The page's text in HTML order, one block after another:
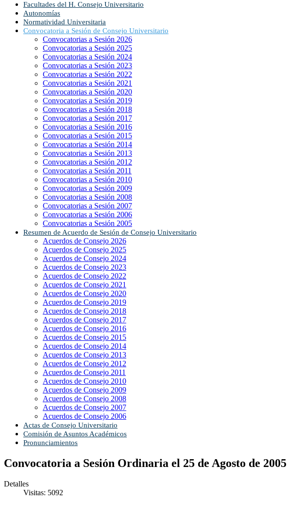
Facultades del H. Consejo Universitario
Autonomías
Normatividad Universitaria
Convocatoria a Sesión de Consejo Universitario
Convocatorias a Sesión 2026
Convocatorias a Sesión 2025
Convocatorias a Sesión 2024
Convocatorias a Sesión 2023
Convocatorias a Sesión 2022
Convocatorias a Sesión 2021
Convocatorias a Sesión 2020
Convocatorias a Sesión 2019
Convocatorias a Sesión 2018
Convocatorias a Sesión 2017
Convocatorias a Sesión 2016
Convocatorias a Sesión 2015
Convocatorias a Sesión 2014
Convocatorias a Sesión 2013
Convocatorias a Sesión 2012
Convocatorias a Sesión 2011
Convocatorias a Sesión 2010
Convocatorias a Sesión 2009
Convocatorias a Sesión 2008
Convocatorias a Sesión 2007
Convocatorias a Sesión 2006
Convocatorias a Sesión 2005
Resumen de Acuerdo de Sesión de Consejo Universitario
Acuerdos de Consejo 2026
Acuerdos de Consejo 2025
Acuerdos de Consejo 2024
Acuerdos de Consejo 2023
Acuerdos de Consejo 2022
Acuerdos de Consejo 2021
Acuerdos de Consejo 2020
Acuerdos de Consejo 2019
Acuerdos de Consejo 2018
Acuerdos de Consejo 2017
Acuerdos de Consejo 2016
Acuerdos de Consejo 2015
Acuerdos de Consejo 2014
Acuerdos de Consejo 2013
Acuerdos de Consejo 2012
Acuerdos de Consejo 2011
Acuerdos de Consejo 2010
Acuerdos de Consejo 2009
Acuerdos de Consejo 2008
Acuerdos de Consejo 2007
Acuerdos de Consejo 2006
Actas de Consejo Universitario
Comisión de Asuntos Académicos
Pronunciamientos
Convocatoria a Sesión Ordinaria el 25 de Agosto de 2005
Detalles
Visitas: 5092